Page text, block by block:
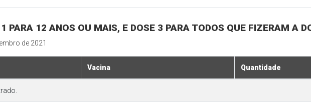
PARA 12 ANOS OU MAIS, E DOSE 3 PARA TODOS QUE FIZERAM A
de 2021
Vacina Quantidade